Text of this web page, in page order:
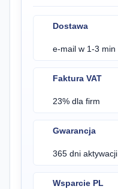
Dostawa
e-mail w 1-3 min
Faktura VAT
23% dla firm
Gwarancja
365 dni aktywacji
Wsparcie PL